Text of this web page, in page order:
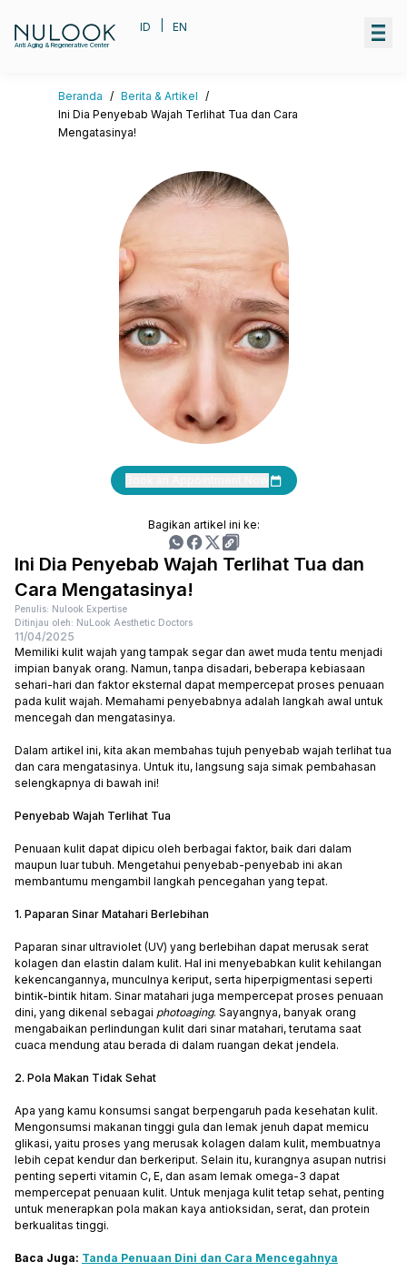
Anti Aging & Regenerative Center
ID EN
Beranda / Berita & Artikel /
Ini Dia Penyebab Wajah Terlihat Tua dan Cara
Mengatasinya!
Bagikan artikel ini ke:
Ini Dia Penyebab Wajah Terlihat Tua dan
Cara Mengatasinya!
Penulis: Nulook Expertise
Ditinjau oleh: NuLook Aesthetic Doctors
11/04/2025
Memiliki kulit wajah yang tampak segar dan awet muda tentu menjadi
impian banyak orang. Namun, tanpa disadari, beberapa kebiasaan
sehari-hari dan faktor eksternal dapat mempercepat proses penuaan
pada kulit wajah. Memahami penyebabnya adalah langkah awal untuk
mencegah dan mengatasinya.
Dalam artikel ini, kita akan membahas tujuh penyebab wajah terlihat tua
dan cara mengatasinya. Untuk itu, langsung saja simak pembahasan
selengkapnya di bawah ini!
Penyebab Wajah Terlihat Tua
Penuaan kulit dapat dipicu oleh berbagai faktor, baik dari dalam
maupun luar tubuh. Mengetahui penyebab-penyebab ini akan
membantumu mengambil langkah pencegahan yang tepat.
1. Paparan Sinar Matahari Berlebihan
Paparan sinar ultraviolet (UV) yang berlebihan dapat merusak serat
kolagen dan elastin dalam kulit. Hal ini menyebabkan kulit kehilangan
kekencangannya, munculnya keriput, serta hiperpigmentasi seperti
bintik-bintik hitam. Sinar matahari juga mempercepat proses penuaan
dini, yang dikenal sebagai photoaging. Sayangnya, banyak orang
mengabaikan perlindungan kulit dari sinar matahari, terutama saat
cuaca mendung atau berada di dalam ruangan dekat jendela.
2. Pola Makan Tidak Sehat
Apa yang kamu konsumsi sangat berpengaruh pada kesehatan kulit.
Mengonsumsi makanan tinggi gula dan lemak jenuh dapat memicu
glikasi, yaitu proses yang merusak kolagen dalam kulit, membuatnya
lebih cepat kendur dan berkeriput. Selain itu, kurangnya asupan nutrisi
penting seperti vitamin C, E, dan asam lemak omega-3 dapat
mempercepat penuaan kulit. Untuk menjaga kulit tetap sehat, penting
untuk menerapkan pola makan kaya antioksidan, serat, dan protein
berkualitas tinggi.
Baca Juga: Tanda Penuaan Dini dan Cara Mencegahnya